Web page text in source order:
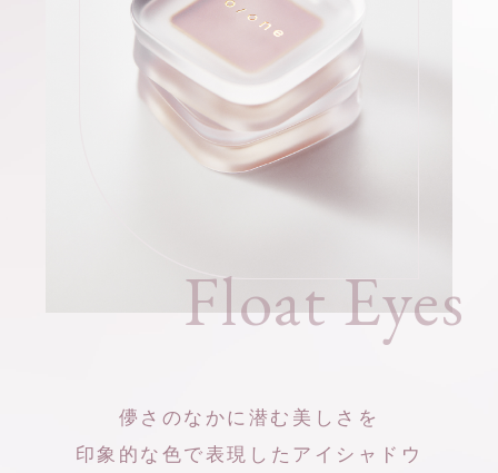
Float Eyes
儚さのなかに潜む美しさを
印象的な色で表現したアイシャドウ